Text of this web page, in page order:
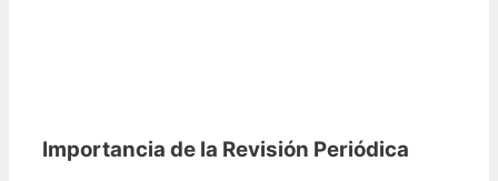
Importancia de la Revisión Periódica